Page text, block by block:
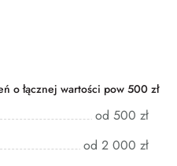
o łącznej wartości pow 500 zł
od 500 zł
od 2 000 zł